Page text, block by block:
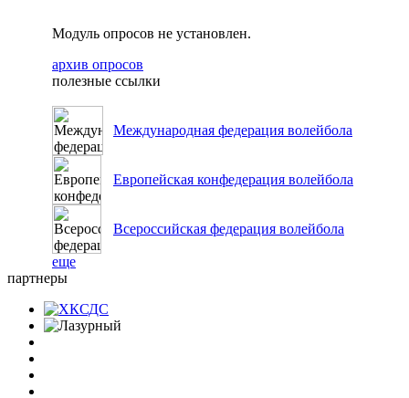
Модуль опросов не установлен.
архив опросов
полезные ссылки
Международная федерация волейбола
Европейская конфедерация волейбола
Всероссийская федерация волейбола
еще
партнеры